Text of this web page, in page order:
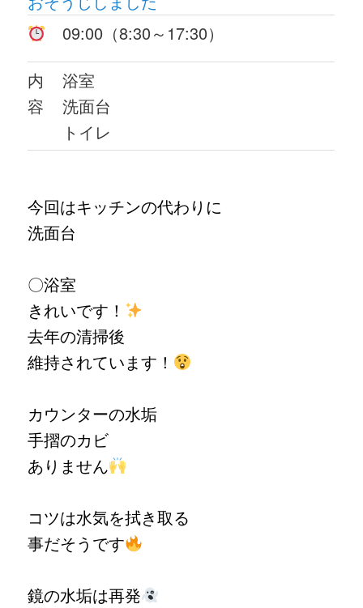
09:00（8:30～17:30）
内
容
浴室
洗面台
トイレ
今回はキッチンの代わりに
洗面台
〇浴室
きれいです！
去年の清掃後
維持されています！
カウンターの水垢
手摺のカビ
ありません
コツは水気を拭き取る
事だそうです
鏡の水垢は再発